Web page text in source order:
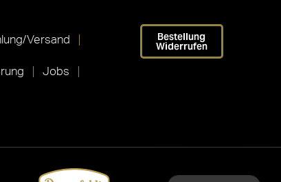
Versand
Jobs
Bestellung
Widerrufen